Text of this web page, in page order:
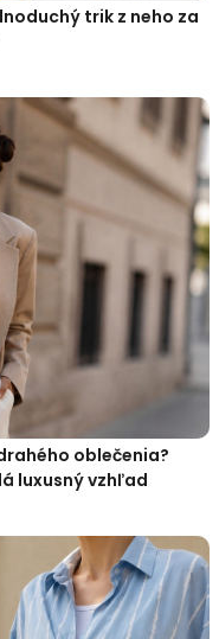
trik z neho za
oblečenia?
luxusný vzhľad